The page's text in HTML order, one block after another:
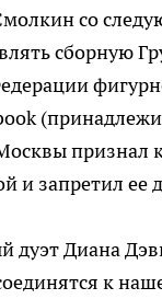
со
сборную
признал
и запретил ее
дуэт Диана
к